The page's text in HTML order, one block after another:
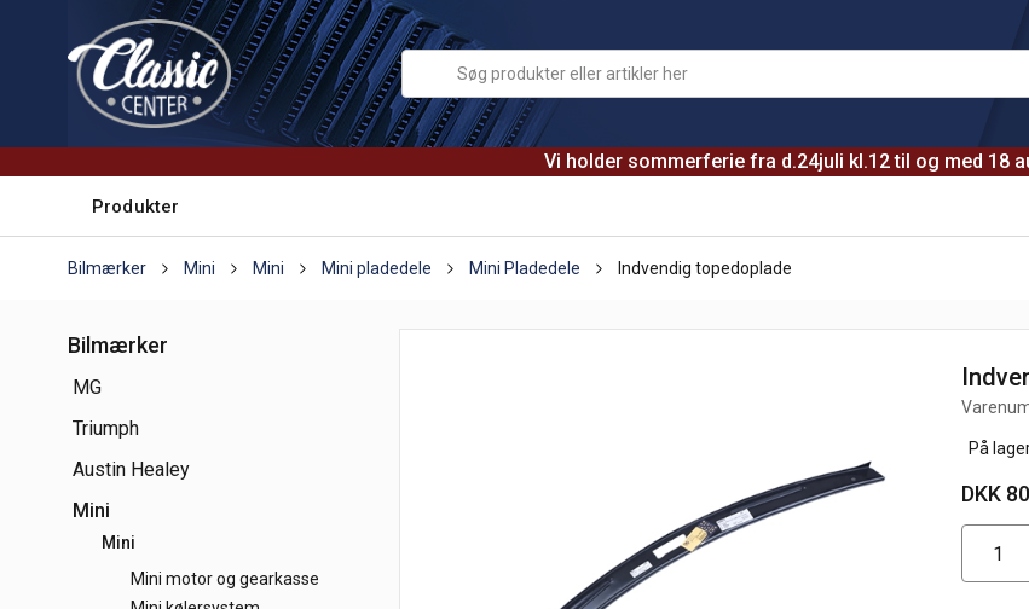
Vi holder sommerferie fra d.24juli kl.12 til og med 18
Produkter
Bilmærker Mini Mini Mini pladedele Mini Pladedele Indvendig topedoplade
Bilmærker
MG
Triumph
Austin Healey
Mini
Mini
Mini motor og gearkasse
På
DKK